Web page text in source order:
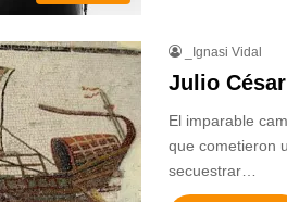
_Ignasi Vidal
Julio
El imparable
que cometieron
secuestrar…